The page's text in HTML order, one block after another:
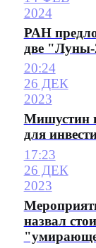
2024
РАН
две
20:24
26 ДЕК
2023
Мишустин
для
17:23
26 ДЕК
2023
назвал